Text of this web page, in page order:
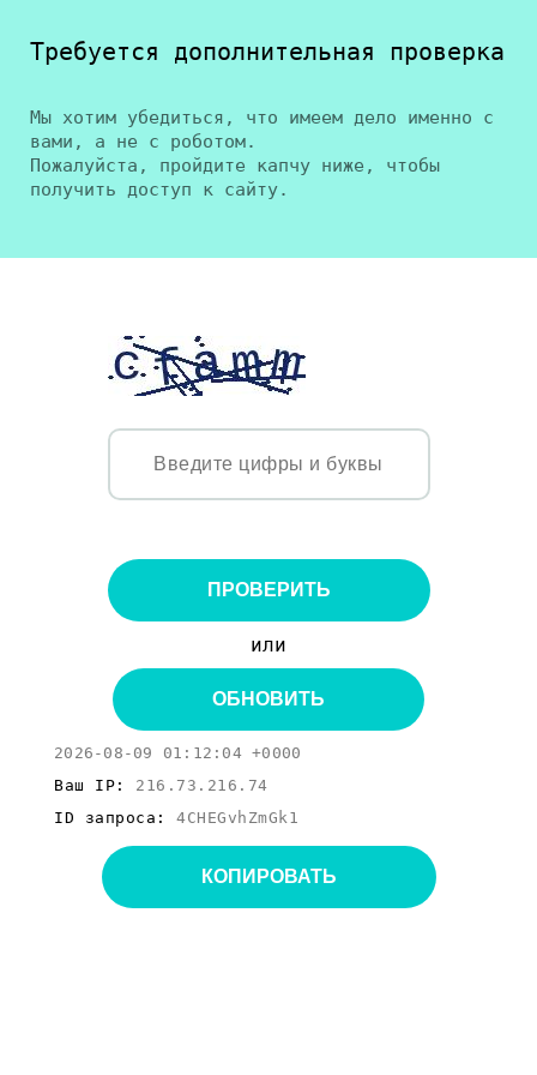
Требуется дополнительная проверка
Мы хотим убедиться, что имеем дело именно с
вами, а не с роботом.
Пожалуйста, пройдите капчу ниже, чтобы
получить доступ к сайту.
ПРОВЕРИТЬ
или
ОБНОВИТЬ
2026-08-09 01:12:04 +0000
Ваш IP: 216.73.216.74
ID запроса: 4CHEGvhZmGk1
КОПИРОВАТЬ